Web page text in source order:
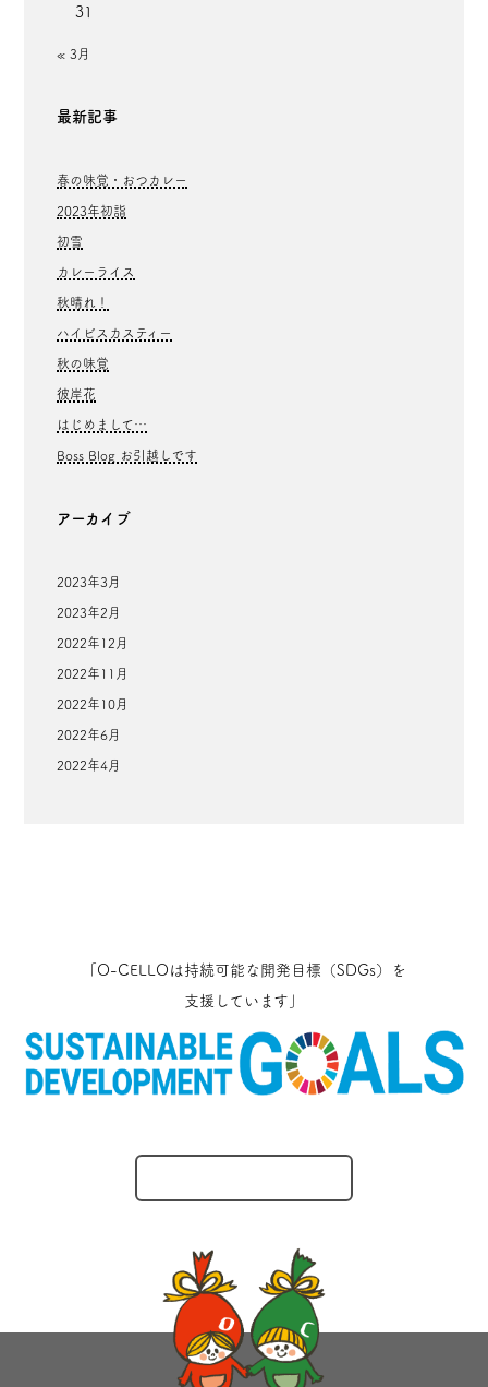
31
« 3月
最新記事
春の味覚・おつカレー
2023年初詣
初雪
カレーライス
秋晴れ！
ハイビスカスティー
秋の味覚
彼岸花
はじめまして…
Boss Blog お引越しです
アーカイブ
2023年3月
2023年2月
2022年12月
2022年11月
2022年10月
2022年6月
2022年4月
「O-CELLOは持続可能な開発目標（SDGs）を
支援しています」